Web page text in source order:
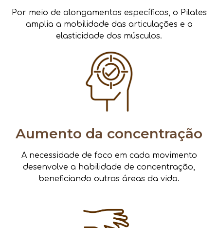
Por meio de alongamentos específicos, o Pilates
amplia a mobilidade das articulações e a
elasticidade dos músculos.
Aumento da concentração
A necessidade de foco em cada movimento
desenvolve a habilidade de concentração,
beneficiando outras áreas da vida.